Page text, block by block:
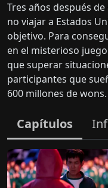
Tres años después
no viajar a Estados
objetivo. Para
en el misterioso
que superar
participantes que
600 millones de wons.
Capítulos